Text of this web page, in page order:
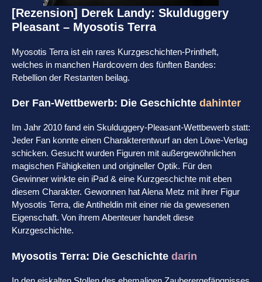
[Rezension] Derek Landy: Skulduggery
Pleasant – Myosotis Terra
Myosotis Terra ist ein rares Kurzgeschichten-Printheft,
welches in manchen Hardcovern des fünften Bandes:
Rebellion der Restanten beilag.
Der Fan-Wettbewerb: Die Geschichte dahinter
Im Jahr 2010 fand ein Skulduggery-Pleasant-Wettbewerb statt:
Jeder Fan konnte einen Charakterentwurf an den Löwe-Verlag
schicken. Gesucht wurden Figuren mit außergewöhnlichen
magischen Fähigkeiten und origineller Optik. Für den
Gewinner winkte ein iPad & eine Kurzgeschichte mit eben
diesem Charakter. Gewonnen hat Alena Metz mit ihrer Figur
Myosotis Terra, die Antiheldin mit einer nie da gewesenen
Eigenschaft. Von ihrem Abenteuer handelt diese
Kurzgeschichte.
Myosotis Terra: Die Geschichte darin